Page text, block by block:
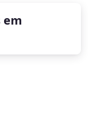
em